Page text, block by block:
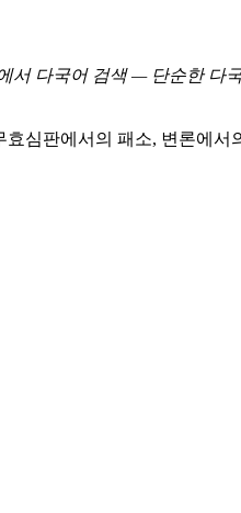
서 다국어 검색 — 단순한 다
심판에서의 패소, 변론에